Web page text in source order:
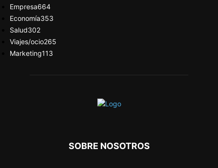
Empresa664
Economía353
Salud302
Viajes/ocio265
Marketing113
SOBRE NOSOTROS